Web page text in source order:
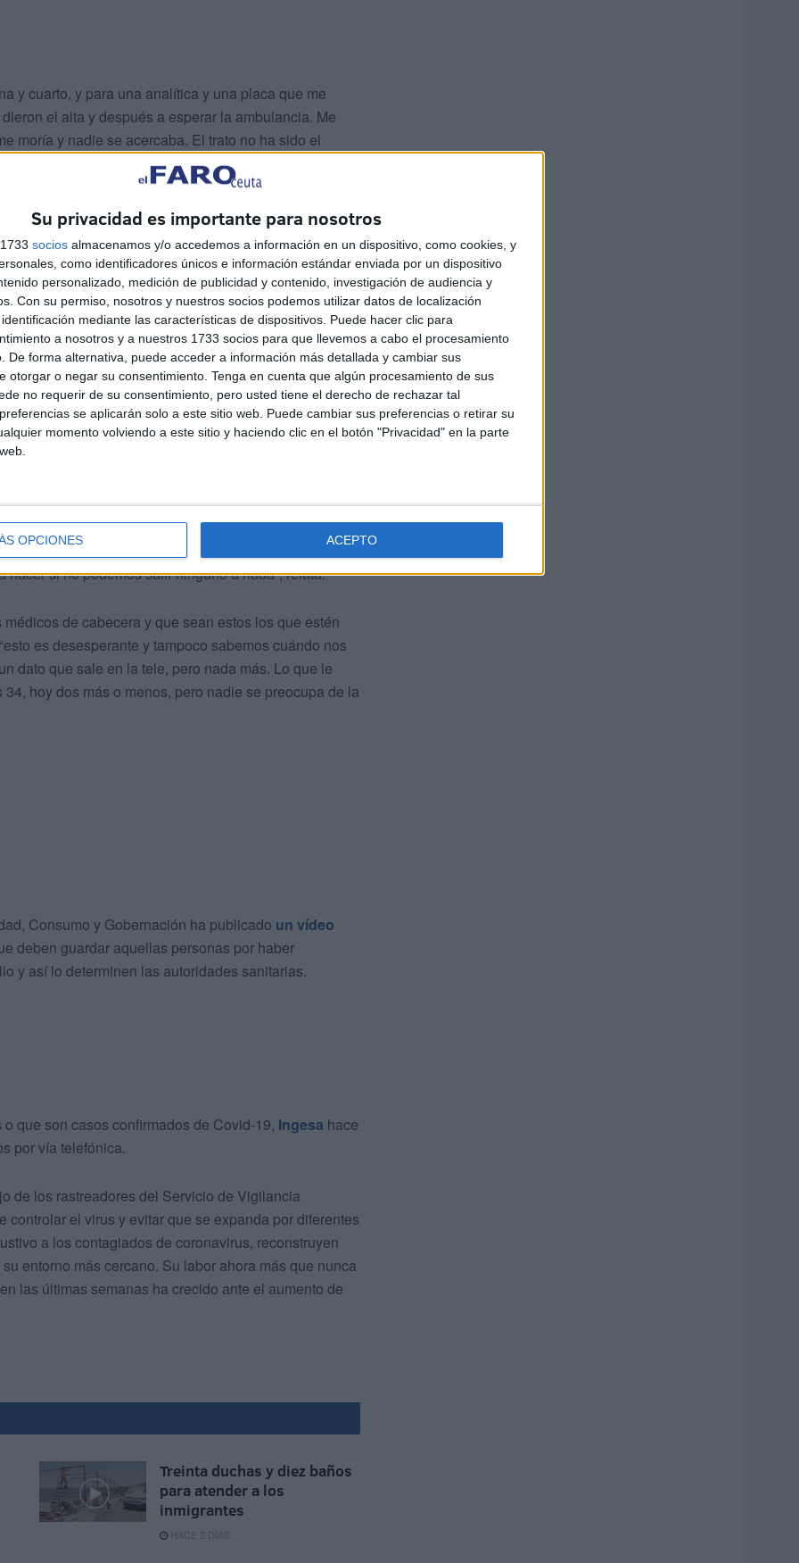
Su privacidad es importante para nosotros
socios almacenamos y/o accedemos a información en un dispositivo, como cookies, y
como identificadores únicos e información estándar enviada por un dispositivo
personalizado, medición de publicidad y contenido, investigación de audiencia y
Con su permiso, nosotros y nuestros socios podemos utilizar datos de localización
mediante las características de dispositivos. Puede hacer clic para
a nosotros y a nuestros 1733 socios para que llevemos a cabo el procesamiento
De forma alternativa, puede acceder a información más detallada y cambiar sus
otorgar o negar su consentimiento. Tenga en cuenta que algún procesamiento de sus
no requerir de su consentimiento, pero usted tiene el derecho de rechazar tal
se aplicarán solo a este sitio web. Puede cambiar sus preferencias o retirar su
momento volviendo a este sitio y haciendo clic en el botón "Privacidad" en la parte
OPCIONES ACEPTO
y cuarto, y para una analítica y una placa que me
el alta y después a esperar la ambulancia. Me
moría y nadie se acercaba. El trato no ha sido el
algo mejor porque trabajo en el hospital. Podría haber
lo hice. Debería de haber un poco más de
y como si fuésemos unos apestados. Deberían
comenta emocionada.
en casa cuando “todos los demás han dado
tengo la culpa de haberlo cogido. Esto es un virus
personas. No nos hemos ido ni de juerga ni de
ahí. El virus sigue aunque parezca que no”, explica.
en su propia casa en una habitación. “Mi
Ahora tengo que encargarme yo y estoy enferma. Si yo
atenderle y ahora ya tampoco hay voluntarios para
si no podemos salir ninguno a nada”, relata.
de cabecera y que sean estos los que estén
es desesperante y tampoco sabemos cuándo nos
dato que sale en la tele, pero nada más. Lo que le
hoy dos más o menos, pero nadie se preocupa de la
Consumo y Gobernación ha publicado un vídeo
deben guardar aquellas personas por haber
y así lo determinen las autoridades sanitarias.
que son casos confirmados de Covid-19, Ingesa hace
por vía telefónica.
de los rastreadores del Servicio de Vigilancia
el virus y evitar que se expanda por diferentes
a los contagiados de coronavirus, reconstruyen
entorno más cercano. Su labor ahora más que nunca
las últimas semanas ha crecido ante el aumento de
Treinta duchas y diez baños
para atender a los
inmigrantes
HACE 2 DÍAS